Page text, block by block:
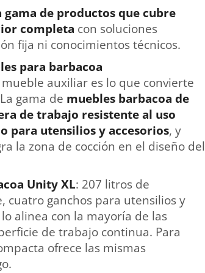
de productos que cubre
completa con soluciones
fija ni conocimientos técnicos.
para barbacoa
auxiliar es lo que convierte
gama de muebles barbacoa de
de trabajo resistente al uso
para utensilios y accesorios, y
la zona de cocción en el diseño del
Unity XL: 207 litros de
cuatro ganchos para utensilios y
lo alinea con la mayoría de las
de trabajo continua. Para
ofrece las mismas